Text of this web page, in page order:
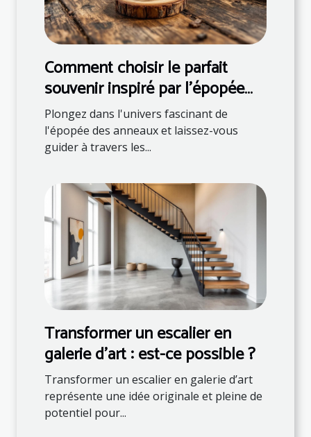
Comment choisir le parfait
souvenir inspiré par l'épopée
des anneaux ?
Plongez dans l'univers fascinant de
l'épopée des anneaux et laissez-vous
guider à travers les...
Transformer un escalier en
galerie d'art : est-ce possible ?
Transformer un escalier en galerie d’art
représente une idée originale et pleine de
potentiel pour...